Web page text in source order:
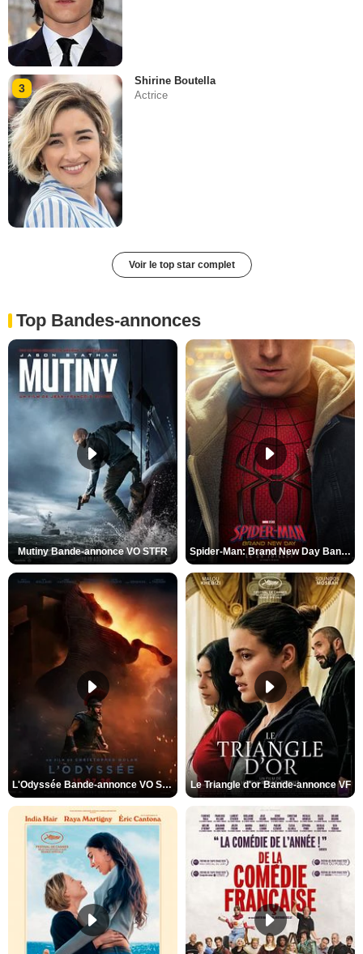
3
Shirine Boutella
Actrice
Voir le top star complet
Top Bandes-annonces
Mutiny Bande-annonce VO STFR Spider-Man: Brand New Day Bande-annonce VO STFR
L'Odyssée Bande-annonce VO STFR Le Triangle d'or Bande-annonce VF